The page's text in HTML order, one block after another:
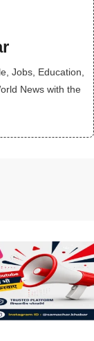
Jobs, Education,
News with the